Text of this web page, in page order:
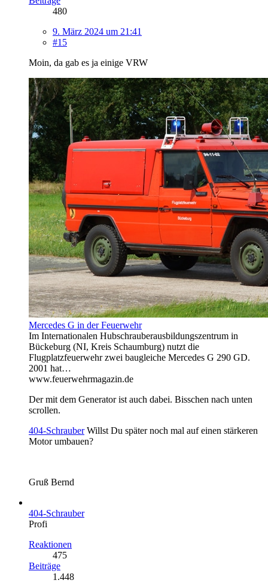
480
9. März 2024 um 21:41
#15
Moin, da gab es ja einige VRW
Mercedes G in der Feuerwehr
Im Internationalen Hubschrauberausbildungszentrum in
Bückeburg (NI, Kreis Schaumburg) nutzt die
Flugplatzfeuerwehr zwei baugleiche Mercedes G 290 GD.
2001 hat…
www.feuerwehrmagazin.de
Der mit dem Generator ist auch dabei. Bisschen nach unten
scrollen.
404-SchrauberWillst Du später noch mal auf einen stärkeren
Motor umbauen?
Gruß Bernd
404-Schrauber
Profi
Reaktionen
475
Beiträge
1.448